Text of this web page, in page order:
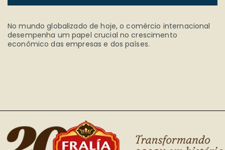
No mundo globalizado de hoje, o comércio internacional
desempenha um papel crucial no crescimento
econômico das empresas e dos países.